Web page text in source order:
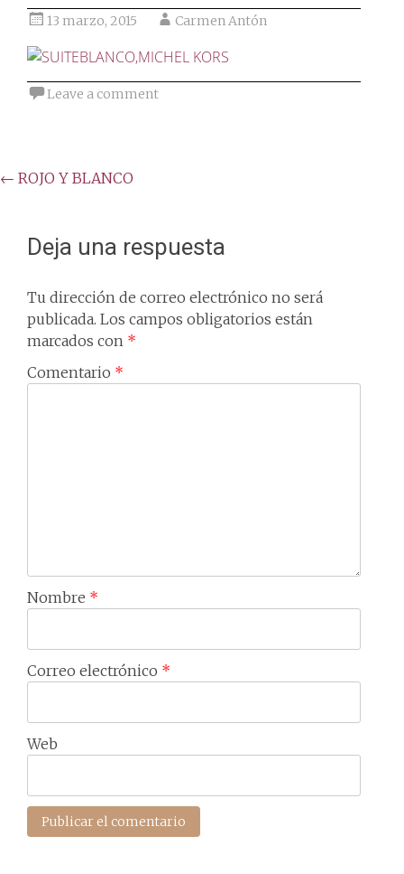
13 marzo, 2015 Carmen Antón
Leave a comment
Post
← ROJO Y BLANCO
Deja una respuesta
Tu dirección de correo electrónico no será
publicada. Los campos obligatorios están
marcados con *
Comentario *
Nombre *
Correo electrónico *
Web